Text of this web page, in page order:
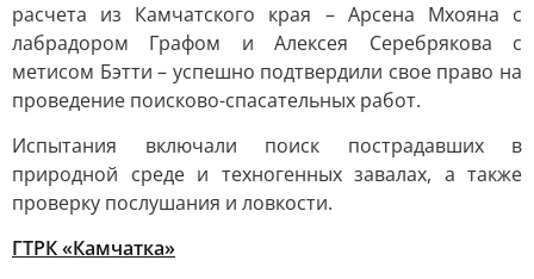
расчета из Камчатского края – Арсена Мхояна с
лабрадором Графом и Алексея Серебрякова с
метисом Бэтти – успешно подтвердили свое право на
проведение поисково-спасательных работ.
Испытания включали поиск пострадавших в
природной среде и техногенных завалах, а также
проверку послушания и ловкости.
ГТРК «Камчатка»